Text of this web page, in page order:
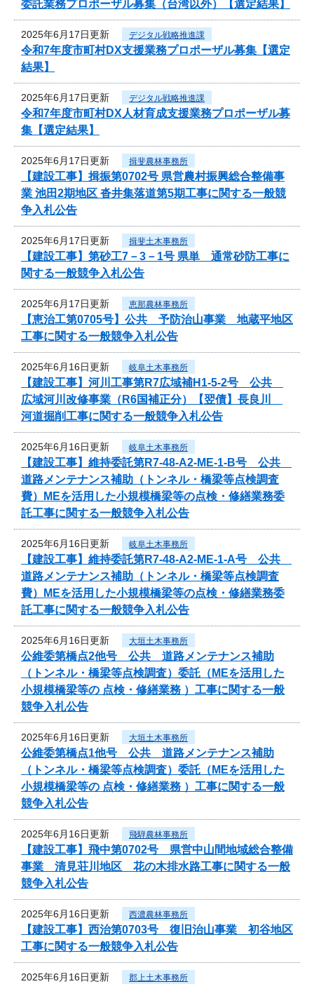
委託業務プロポーザル募集（台湾以外）【選定結果】
2025年6月17日更新 デジタル戦略推進課
令和7年度市町村DX支援業務プロポーザル募集【選定
結果】
2025年6月17日更新 デジタル戦略推進課
令和7年度市町村DX人材育成支援業務プロポーザル募
集【選定結果】
2025年6月17日更新 揖斐農林事務所
【建設工事】揖振第0702号 県営農村振興総合整備事
業 池田2期地区 沓井集落道第5期工事に関する一般競
争入札公告
2025年6月17日更新 揖斐土木事務所
【建設工事】第砂工7－3－1号 県単 通常砂防工事に
関する一般競争入札公告
2025年6月17日更新 恵那農林事務所
【恵治工第0705号】公共 予防治山事業 地蔵平地区
工事に関する一般競争入札公告
2025年6月16日更新 岐阜土木事務所
【建設工事】河川工事第R7広域補H1-5-2号 公共
広域河川改修事業（R6国補正分）【翌債】長良川
河道掘削工事に関する一般競争入札公告
2025年6月16日更新 岐阜土木事務所
【建設工事】維持委託第R7-48-A2-ME-1-B号 公共
道路メンテナンス補助（トンネル・橋梁等点検調査
費）MEを活用した小規模橋梁等の点検・修繕業務委
託工事に関する一般競争入札公告
2025年6月16日更新 岐阜土木事務所
【建設工事】維持委託第R7-48-A2-ME-1-A号 公共
道路メンテナンス補助（トンネル・橋梁等点検調査
費）MEを活用した小規模橋梁等の点検・修繕業務委
託工事に関する一般競争入札公告
2025年6月16日更新 大垣土木事務所
公維委第橋点2他号 公共 道路メンテナンス補助
（トンネル・橋梁等点検調査）委託（MEを活用した
小規模橋梁等の 点検・修繕業務 ）工事に関する一般
競争入札公告
2025年6月16日更新 大垣土木事務所
公維委第橋点1他号 公共 道路メンテナンス補助
（トンネル・橋梁等点検調査）委託（MEを活用した
小規模橋梁等の 点検・修繕業務 ）工事に関する一般
競争入札公告
2025年6月16日更新 飛騨農林事務所
【建設工事】飛中第0702号 県営中山間地域総合整備
事業 清見荘川地区 花の木排水路工事に関する一般
競争入札公告
2025年6月16日更新 西濃農林事務所
【建設工事】西治第0703号 復旧治山事業 初谷地区
工事に関する一般競争入札公告
2025年6月16日更新 郡上土木事務所